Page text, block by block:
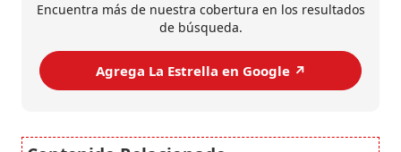
Encuentra más de nuestra cobertura en los resultados
de búsqueda.
Agrega La Estrella en Google ↗️